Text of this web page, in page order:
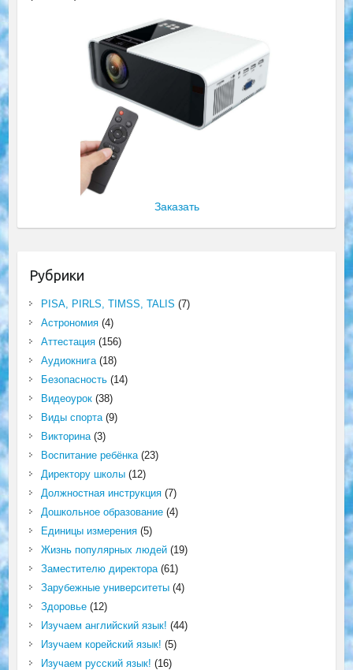
Заказать
Рубрики
PISA, PIRLS, TIMSS, TALIS (7)
Астрономия(4)
Аттестация(156)
Аудиокнига(18)
Безопасность(14)
Видеоурок(38)
Виды спорта(9)
Викторина(3)
Воспитание ребёнка(23)
Директору школы(12)
Должностная инструкция(7)
Дошкольное образование(4)
Единицы измерения(5)
Жизнь популярных людей(19)
Заместителю директора(61)
Зарубежные университеты(4)
Здоровье(12)
Изучаем английский язык! (44)
Изучаем корейский язык! (5)
Изучаем русский язык! (16)